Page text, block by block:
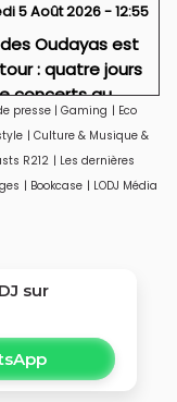
5 Août 2026 - 12:55
des Oudayas est
: quatre jours
concerts au
Bouregreg
presse | Gaming | Eco
| Culture & Musique &
R212 | Les dernières
| Bookcase | LODJ Média
sur